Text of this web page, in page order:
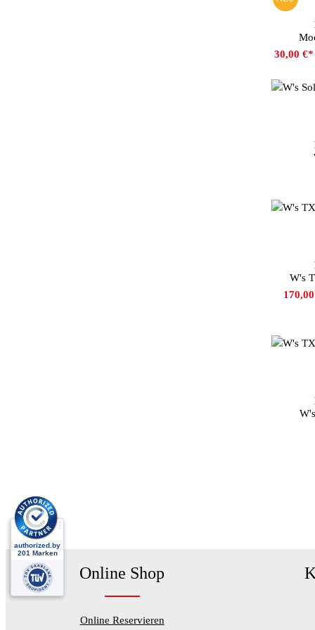
Farbe
30,00 €*
W's
Online Shop
Online Reservieren